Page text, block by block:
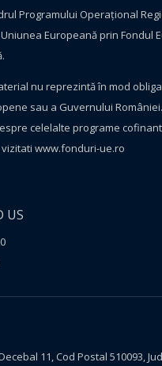
Programului Operațional
Europeană prin Fondul
nu reprezintă în mod
sau a Guvernului
celelalte programe
www.fonduri-ue.ro
US
11, Cod Postal 510093,